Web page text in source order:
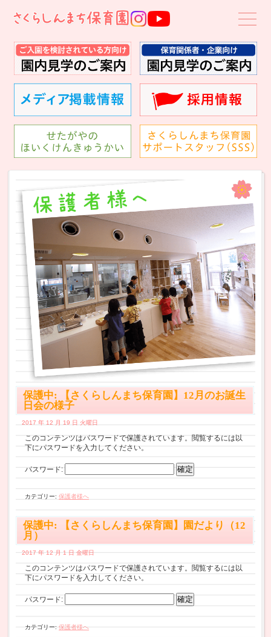
保護中: 【さくらしんまち保育園】12月のお誕生
日会の様子
2017 年 12 月 19 日 火曜日
このコンテンツはパスワードで保護されています。閲覧するには以
下にパスワードを入力してください。
パスワード:
カテゴリー:保護者様へ
保護中: 【さくらしんまち保育園】園だより（12
月）
2017 年 12 月 1 日 金曜日
このコンテンツはパスワードで保護されています。閲覧するには以
下にパスワードを入力してください。
パスワード:
カテゴリー:保護者様へ